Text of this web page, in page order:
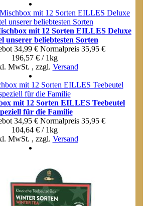
mit 12 Sorten EILLES Deluxe
unserer beliebtesten Sorten
34,99 € Normal­preis 35,95 €
196,57 € / 1kg
MwSt. , zzgl. Versand
mit 12 Sorten EILLES Teebeutel
für die Familie
34,95 € Normal­preis 35,95 €
104,64 € / 1kg
MwSt. , zzgl. Versand